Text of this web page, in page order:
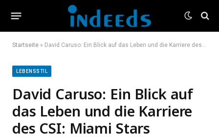
Startseite » David Caruso: Ein Blick auf das Leben und die Karriere des CSI: Miami Stars
LEBENSSTIL
David Caruso: Ein Blick auf
das Leben und die Karriere
des CSI: Miami Stars